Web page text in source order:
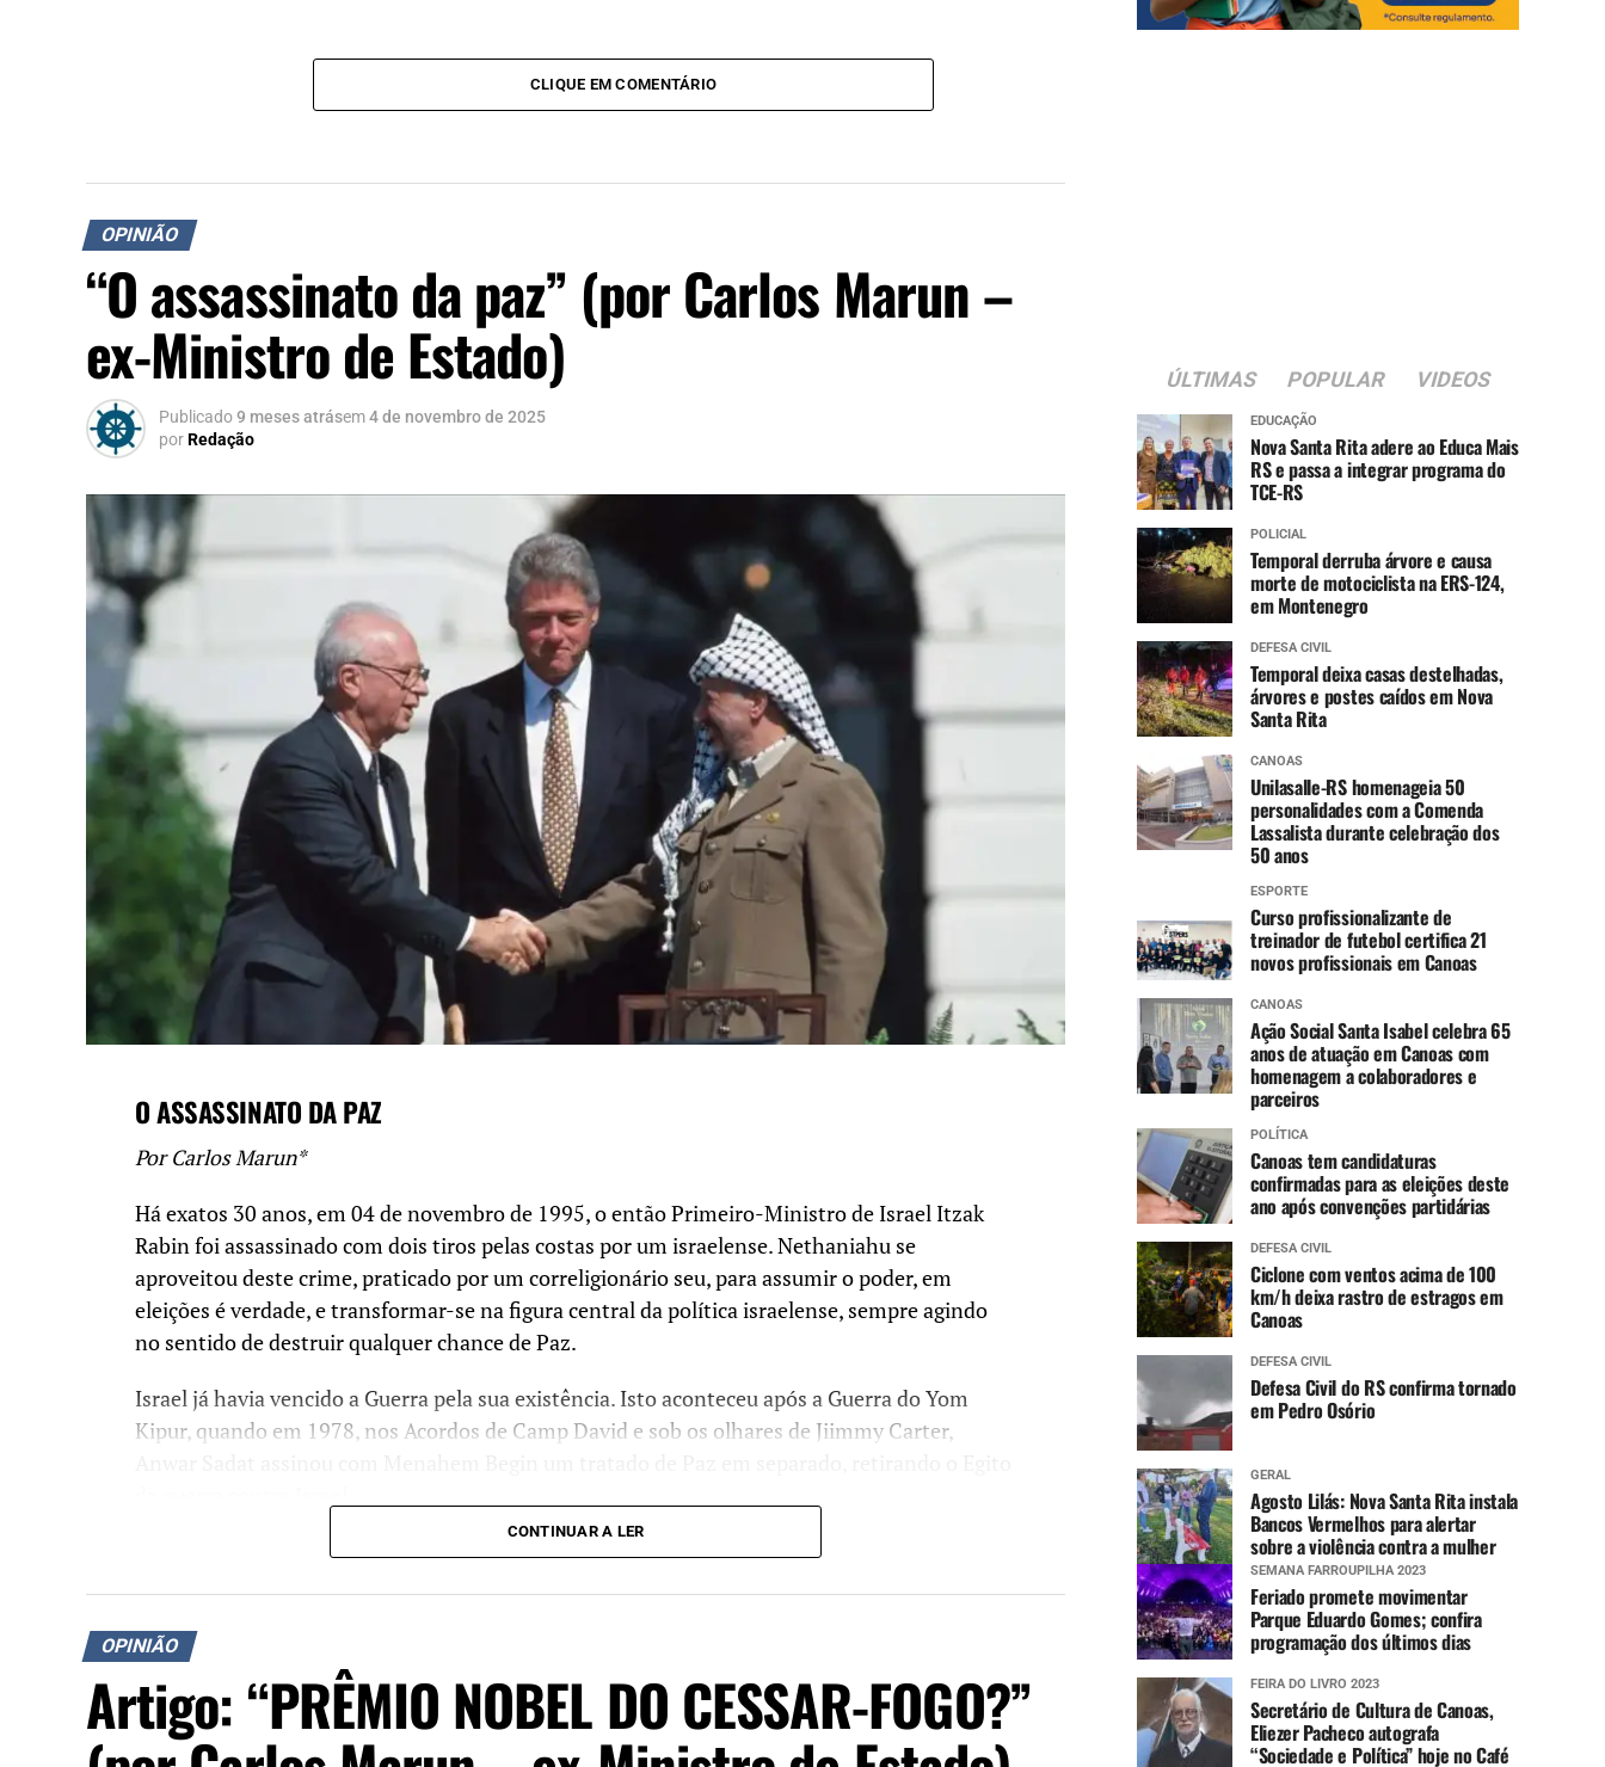
CLIQUE EM COMENTÁRIO
OPINIÃO
“O assassinato da paz” (por Carlos Marun –
ex-Ministro de Estado)
Publicado9 meses atrásem4 de novembro de 2025
porRedação
O ASSASSINATO DA PAZ
Por Carlos Marun*
Há exatos 30 anos, em 04 de novembro de 1995, o então Primeiro-Ministro de Israel Itzak
Rabin foi assassinado com dois tiros pelas costas por um israelense. Nethaniahu se
aproveitou deste crime, praticado por um correligionário seu, para assumir o poder, em
eleições é verdade, e transformar-se na figura central da política israelense, sempre agindo
no sentido de destruir qualquer chance de Paz.
Israel já havia vencido a Guerra pela sua existência. Isto aconteceu após a Guerra do Yom
Kipur, quando em 1978, nos Acordos de Camp David e sob os olhares de Jiimmy Carter,
O Egito era a maior força militar árabe e a partir dali nunca mais Israel correu qualquer risco
agora.
Rabin entendeu isto e convidado por Bill Clinton foi a Oslo para se reunir com Arafat. O
americano os pressionou até que chegassem a um acordo materializado por um aperto de
CONTINUAR A LER
OPINIÃO
Artigo: “PRÊMIO NOBEL DO CESSAR-FOGO?”
ÚLTIMAS POPULAR VIDEOS
EDUCAÇÃO
Nova Santa Rita adere ao Educa Mais
RS e passa a integrar programa do
TCE-RS
POLICIAL
Temporal derruba árvore e causa
morte de motociclista na ERS-124,
em Montenegro
DEFESA CIVIL
Temporal deixa casas destelhadas,
árvores e postes caídos em Nova
Santa Rita
CANOAS
Unilasalle-RS homenageia 50
personalidades com a Comenda
Lassalista durante celebração dos
50 anos
ESPORTE
Curso profissionalizante de
treinador de futebol certifica 21
novos profissionais em Canoas
CANOAS
Ação Social Santa Isabel celebra 65
anos de atuação em Canoas com
homenagem a colaboradores e
parceiros
POLÍTICA
Canoas tem candidaturas
confirmadas para as eleições deste
ano após convenções partidárias
DEFESA CIVIL
Ciclone com ventos acima de 100
km/h deixa rastro de estragos em
Canoas
DEFESA CIVIL
Defesa Civil do RS confirma tornado
em Pedro Osório
GERAL
Agosto Lilás: Nova Santa Rita instala
Bancos Vermelhos para alertar
sobre a violência contra a mulher
SEMANA FARROUPILHA 2023
Feriado promete movimentar
Parque Eduardo Gomes; confira
programação dos últimos dias
FEIRA DO LIVRO 2023
Secretário de Cultura de Canoas,
Eliezer Pacheco autografa
“Sociedade e Política” hoje no Café